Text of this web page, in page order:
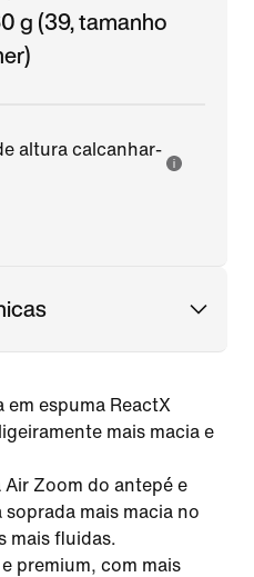
g (39, tamanho
altura calcanhar-
em espuma ReactX
mais macia e
Air Zoom do antepé e
mais macia no
mais fluidas.
premium, com mais